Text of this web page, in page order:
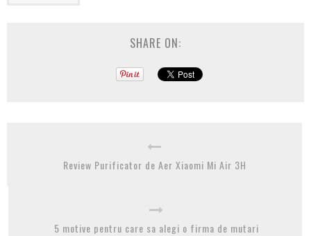
SHARE ON:
Review Purificator de Aer Xiaomi Mi Air 3H
5 motive pentru care sa alegi o firma de mutari